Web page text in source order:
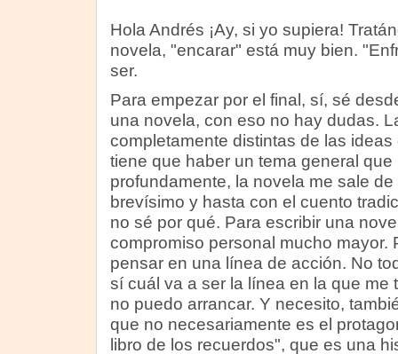
Hola Andrés ¡Ay, si yo supiera!
novela, "encarar" está muy bien.
ser.
Para empezar por el final, sí, sé
una novela, con eso no hay dudas.
completamente distintas de las
tiene que haber un tema general que
profundamente, la novela me sale
brevísimo y hasta con el cuento
no sé por qué. Para escribir una
compromiso personal mucho mayor.
pensar en una línea de acción. No
sí cuál va a ser la línea en la que me
no puedo arrancar. Y necesito,
que no necesariamente es el
libro de los recuerdos", que es una